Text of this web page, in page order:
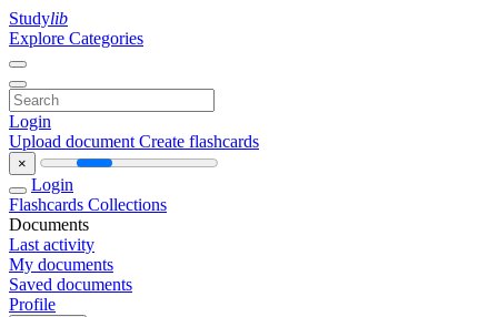
Studylib
Explore Categories
Login
Upload document Create flashcards
×
Login
Flashcards Collections
Documents
Last activity
My documents
Saved documents
Profile